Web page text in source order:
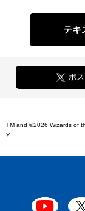
テキ
ポス
TM and ©2026 Wizards of
Y